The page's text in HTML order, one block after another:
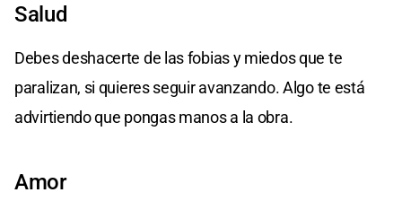
Salud
Debes deshacerte de las fobias y miedos que te
paralizan, si quieres seguir avanzando. Algo te está
advirtiendo que pongas manos a la obra.
Amor